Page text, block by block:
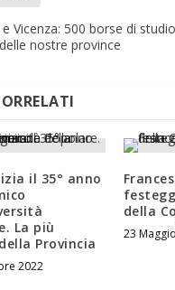
e Vicenza: 500 borse di
nostre province
il 35° anno
La più
Provincia
2022
della
23